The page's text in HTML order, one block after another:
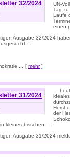
32/2024
UN-
Tag
Laufe
einen
Ausgabe 32/2024
...
... [ mehr]
31/2024
…
der
kleines bisschen ...
Ausgabe 31/2024